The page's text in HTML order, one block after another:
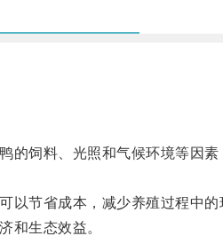
饲料、光照和气候环境等因
节省成本，减少养殖过程中的
生态效益。